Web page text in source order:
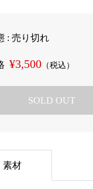
: 売り切れ
¥3,500（税込）
SOLD OUT
素材